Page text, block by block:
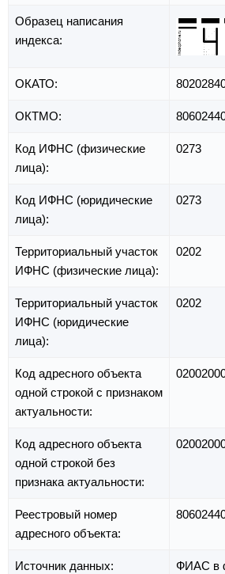
Образец написания
индекса:
ОКАТО:
ОКТМО:
Код ИФНС (физические
лица):
0273
Код ИФНС (юридические
лица):
0273
Территориальный участок
ИФНС (физические лица):
0202
Территориальный участок
ИФНС (юридические
лица):
0202
Код адресного объекта
одной строкой с признаком
актуальности:
Код адресного объекта
одной строкой без
признака актуальности:
Реестровый номер
адресного объекта:
Источник данных: ФИАС в